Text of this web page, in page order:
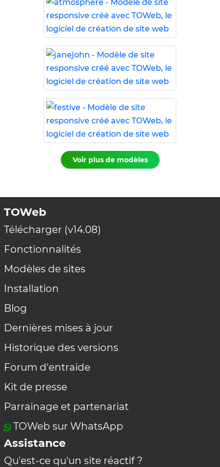
Voir plus de modèles
TOWeb
Télécharger (v14.08)
Fonctionnalités
Modèles de sites
Installation
Blog
Dernières mises à jour
Historique des versions
Forum d'entraide
Kit de presse
Parrainage et partenariat
TOWeb sur WhatsApp
Assistance
Qu'est-ce qu'un site réactif ?